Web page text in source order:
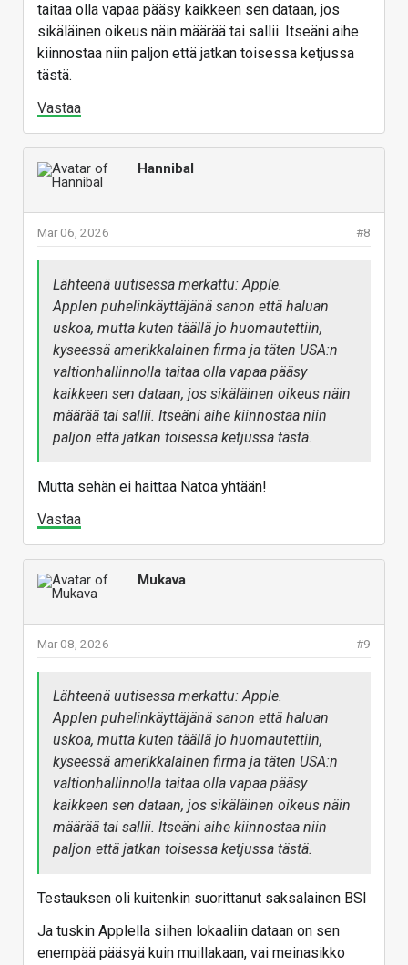
taitaa olla vapaa pääsy kaikkeen sen dataan, jos
sikäläinen oikeus näin määrää tai sallii. Itseäni aihe
kiinnostaa niin paljon että jatkan toisessa ketjussa
tästä.
Vastaa
Hannibal
#8
Mar 06, 2026
Lähteenä uutisessa merkattu: Apple.
Applen puhelinkäyttäjänä sanon että haluan
uskoa, mutta kuten täällä jo huomautettiin,
kyseessä amerikkalainen firma ja täten USA:n
valtionhallinnolla taitaa olla vapaa pääsy
kaikkeen sen dataan, jos sikäläinen oikeus näin
määrää tai sallii. Itseäni aihe kiinnostaa niin
paljon että jatkan toisessa ketjussa tästä.
Mutta sehän ei haittaa Natoa yhtään!
Vastaa
Mukava
#9
Mar 08, 2026
Lähteenä uutisessa merkattu: Apple.
Applen puhelinkäyttäjänä sanon että haluan
uskoa, mutta kuten täällä jo huomautettiin,
kyseessä amerikkalainen firma ja täten USA:n
valtionhallinnolla taitaa olla vapaa pääsy
kaikkeen sen dataan, jos sikäläinen oikeus näin
määrää tai sallii. Itseäni aihe kiinnostaa niin
paljon että jatkan toisessa ketjussa tästä.
Testauksen oli kuitenkin suorittanut saksalainen BSI
Ja tuskin Applella siihen lokaaliin dataan on sen
enempää pääsyä kuin muillakaan, vai meinasikko